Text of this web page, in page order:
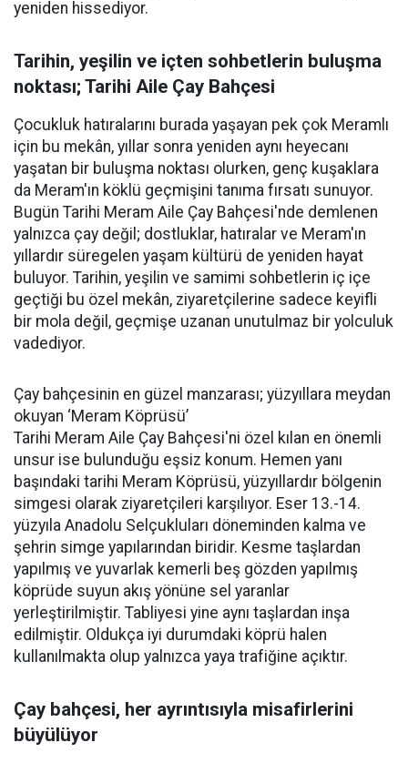
yeniden hissediyor.
Tarihin, yeşilin ve içten sohbetlerin buluşma
noktası; Tarihi Aile Çay Bahçesi
Çocukluk hatıralarını burada yaşayan pek çok Meramlı
için bu mekân, yıllar sonra yeniden aynı heyecanı
yaşatan bir buluşma noktası olurken, genç kuşaklara
da Meram'ın köklü geçmişini tanıma fırsatı sunuyor.
Bugün Tarihi Meram Aile Çay Bahçesi'nde demlenen
yalnızca çay değil; dostluklar, hatıralar ve Meram'ın
yıllardır süregelen yaşam kültürü de yeniden hayat
buluyor. Tarihin, yeşilin ve samimi sohbetlerin iç içe
geçtiği bu özel mekân, ziyaretçilerine sadece keyifli
bir mola değil, geçmişe uzanan unutulmaz bir yolculuk
vadediyor.
Çay bahçesinin en güzel manzarası; yüzyıllara meydan
okuyan ‘Meram Köprüsü’
Tarihi Meram Aile Çay Bahçesi'ni özel kılan en önemli
unsur ise bulunduğu eşsiz konum. Hemen yanı
başındaki tarihi Meram Köprüsü, yüzyıllardır bölgenin
simgesi olarak ziyaretçileri karşılıyor. Eser 13.-14.
yüzyıla Anadolu Selçukluları döneminden kalma ve
şehrin simge yapılarından biridir. Kesme taşlardan
yapılmış ve yuvarlak kemerli beş gözden yapılmış
köprüde suyun akış yönüne sel yaranlar
yerleştirilmiştir. Tabliyesi yine aynı taşlardan inşa
edilmiştir. Oldukça iyi durumdaki köprü halen
kullanılmakta olup yalnızca yaya trafiğine açıktır.
Çay bahçesi, her ayrıntısıyla misafirlerini
büyülüyor